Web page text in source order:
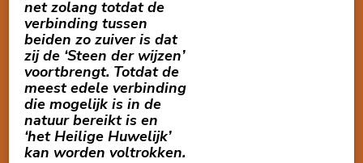
net zolang totdat de
verbinding tussen
beiden zo zuiver is dat
zij de ‘Steen der wijzen’
voortbrengt. Totdat de
meest edele verbinding
die mogelijk is in de
natuur bereikt is en
‘het Heilige Huwelijk’
kan worden voltrokken.